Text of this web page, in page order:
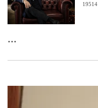
19514
...